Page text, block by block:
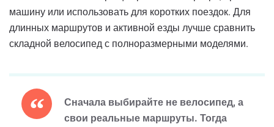
машину или использовать для коротких поездок. Для
длинных маршрутов и активной езды лучше сравнить
складной велосипед с полноразмерными моделями.
Сначала выбирайте не велосипед, а
свои реальные маршруты. Тогда